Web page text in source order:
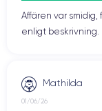
Affären var
enligt beskrivning.
Mathilda
01/06/26